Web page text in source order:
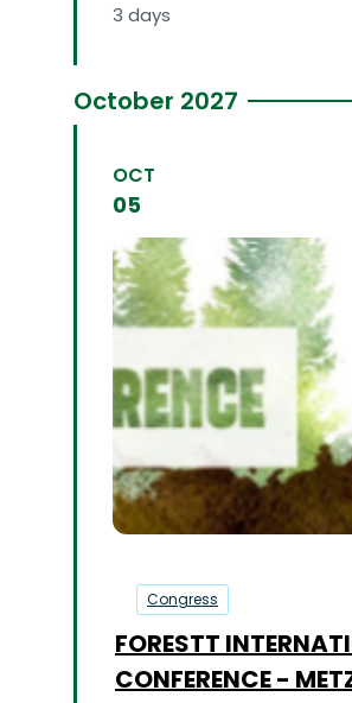
3 days
October 2027
OCT
05
Congress
FORESTT
CONFERENCE -